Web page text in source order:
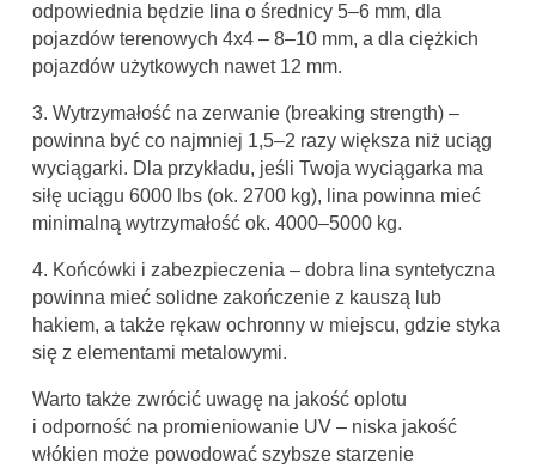
odpowiednia będzie lina o średnicy 5–6 mm, dla
pojazdów terenowych 4x4 – 8–10 mm, a dla ciężkich
pojazdów użytkowych nawet 12 mm.
3. Wytrzymałość na zerwanie (breaking strength) –
powinna być co najmniej 1,5–2 razy większa niż uciąg
wyciągarki. Dla przykładu, jeśli Twoja wyciągarka ma
siłę uciągu 6000 lbs (ok. 2700 kg), lina powinna mieć
minimalną wytrzymałość ok. 4000–5000 kg.
4. Końcówki i zabezpieczenia – dobra lina syntetyczna
powinna mieć solidne zakończenie z kauszą lub
hakiem, a także rękaw ochronny w miejscu, gdzie styka
się z elementami metalowymi.
Warto także zwrócić uwagę na jakość oplotu
i odporność na promieniowanie UV – niska jakość
włókien może powodować szybsze starzenie